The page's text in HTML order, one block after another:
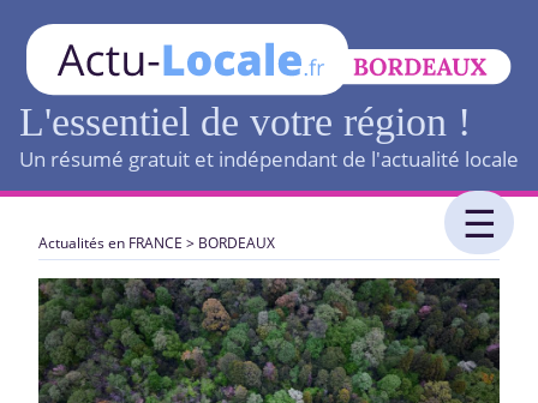
L'essentiel de votre région !
Un résumé gratuit et indépendant de l'actualité locale
Actualités en FRANCE > BORDEAUX